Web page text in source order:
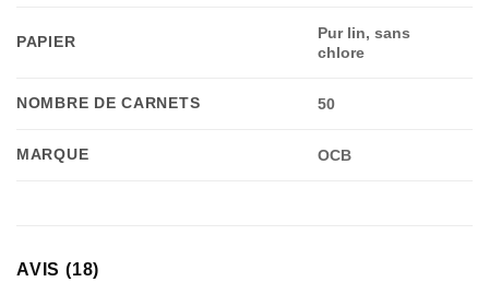
PAPIER
Pur lin, sans
chlore
NOMBRE DE CARNETS 50
MARQUE OCB
AVIS (18)